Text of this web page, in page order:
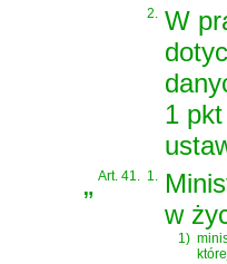
2. W
1
„Art. 41. 1.
w
1)